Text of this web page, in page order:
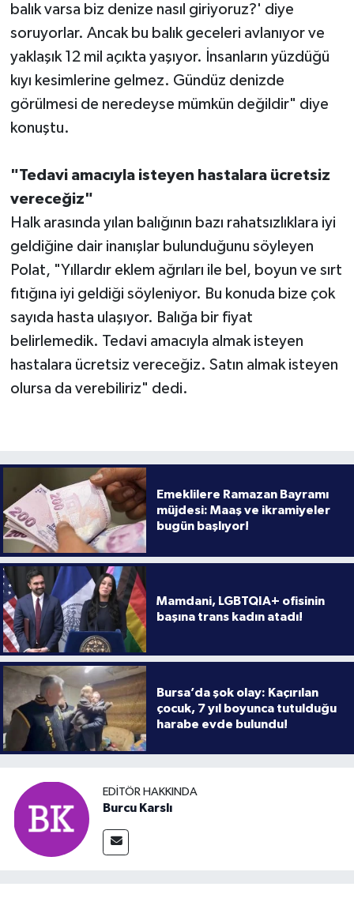
balık varsa biz denize nasıl giriyoruz?' diye
soruyorlar. Ancak bu balık geceleri avlanıyor ve
yaklaşık 12 mil açıkta yaşıyor. İnsanların yüzdüğü
kıyı kesimlerine gelmez. Gündüz denizde
görülmesi de neredeyse mümkün değildir" diye
konuştu.
"Tedavi amacıyla isteyen hastalara ücretsiz
vereceğiz"
Halk arasında yılan balığının bazı rahatsızlıklara iyi
geldiğine dair inanışlar bulunduğunu söyleyen
Polat, "Yıllardır eklem ağrıları ile bel, boyun ve sırt
fıtığına iyi geldiği söyleniyor. Bu konuda bize çok
sayıda hasta ulaşıyor. Balığa bir fiyat
belirlemedik. Tedavi amacıyla almak isteyen
hastalara ücretsiz vereceğiz. Satın almak isteyen
olursa da verebiliriz" dedi.
Emeklilere Ramazan Bayramı
müjdesi: Maaş ve ikramiyeler
bugün başlıyor!
Mamdani, LGBTQIA+ ofisinin
başına trans kadın atadı!
Bursa’da şok olay: Kaçırılan
çocuk, 7 yıl boyunca tutulduğu
harabe evde bulundu!
EDITÖR HAKKINDA
Burcu Karslı